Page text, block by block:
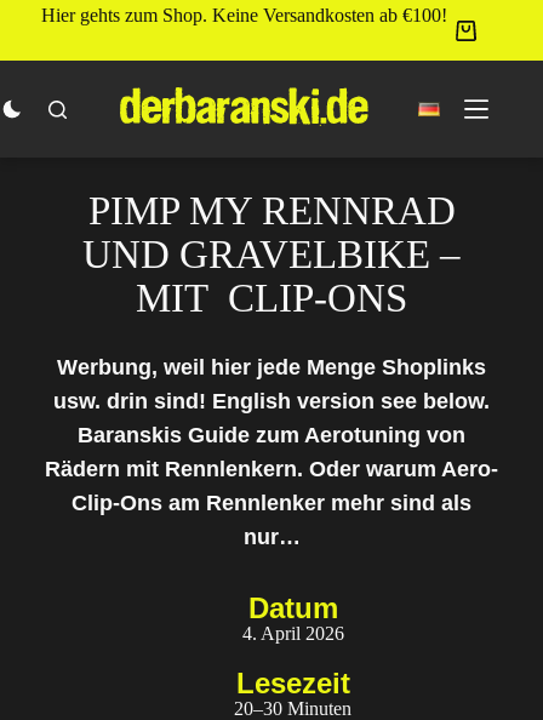
Hier gehts zum Shop. Keine Versandkosten ab €100!
PIMP MY RENNRAD
UND GRAVELBIKE –
MIT CLIP-ONS
Werbung, weil hier jede Menge Shoplinks
usw. drin sind! English version see below.
Baranskis Guide zum Aerotuning von
Rädern mit Rennlenkern. Oder warum Aero-
Clip-Ons am Rennlenker mehr sind als
nur…
Datum
4. April 2026
Lesezeit
20–30 Minuten